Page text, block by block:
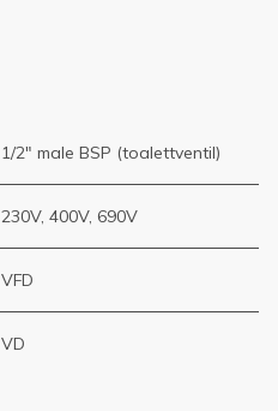
1/2" male BSP (toalettventil)
230V, 400V, 690V
VFD
VD